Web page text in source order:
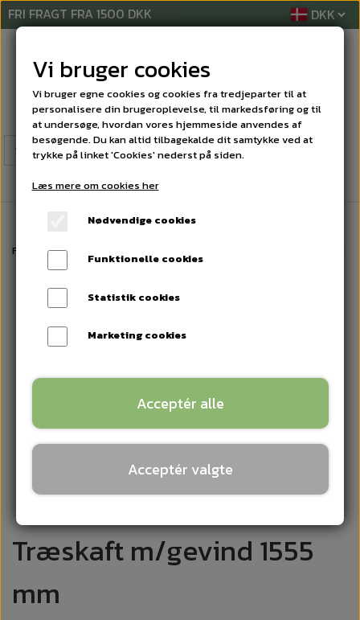
FRI FRAGT FRA 1500 DKK
Forside RENGØRINGSREKVISITTER
Træskaft m/gevind 1555
mm
Vi bruger cookies
Vi bruger egne cookies og cookies fra tredjeparter til at
personalisere din brugeroplevelse, til markedsføring og til
at undersøge, hvordan vores hjemmeside anvendes af
besøgende. Du kan altid tilbagekalde dit samtykke ved at
trykke på linket 'Cookies' nederst på siden.
Læs mere om cookies her
Nødvendige cookies
Funktionelle cookies
Statistik cookies
Marketing cookies
Acceptér alle
Acceptér valgte